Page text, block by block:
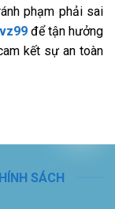
phạm phải sai
vz99 để tận hưởng
kết sự an toàn
SÁCH